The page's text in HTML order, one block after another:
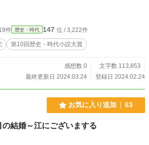
た蒲生賦秀（のちの氏郷）は、信長の悲報を知る
松ヶ島城の織田信雄の元に送り届けるべく安土城に
逃避行は不可能となる。 かくなる上は、戦
件 歴史・時代 147 位 / 3,222件
第10回歴史・時代小説大賞
感想数 0
文字数 113,853
最終更新日 2024.03.24
登録日 2024.02.24
お気に入り追加 63
の結婚～江にございまする